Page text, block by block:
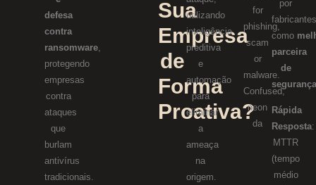
defesa
contra
ransomware,
protegendo
empresas
contra
ataques
que
burlam
antivírus
tradicionais.
Sua
Empresa
de
Forma
Proativa?
utilizando
inteligência
preditiva
e
automação
para
eliminar
a
ameaça
na
origem.
por
como
parceira
de
Rápida
Resposta:
MTTR
(tempo
médio